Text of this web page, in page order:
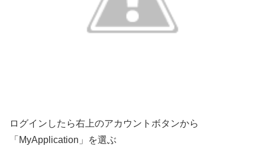
ログインしたら右上のアカウントボタンから
「MyApplication」を選ぶ